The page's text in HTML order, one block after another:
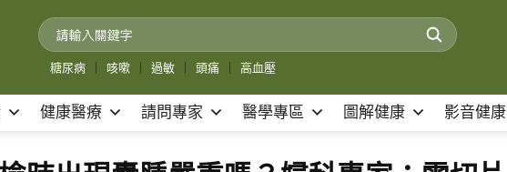
糖尿病 咳嗽 過敏 頭痛 高血壓
健康醫療 請問專家 醫學專區 圖解健康 影音健康